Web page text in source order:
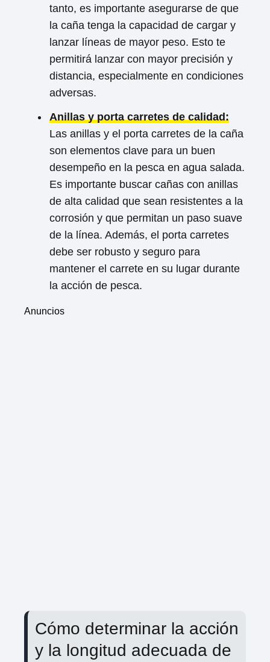
tanto, es importante asegurarse de que
la caña tenga la capacidad de cargar y
lanzar líneas de mayor peso. Esto te
permitirá lanzar con mayor precisión y
distancia, especialmente en condiciones
adversas.
Anillas y porta carretes de calidad:
Las anillas y el porta carretes de la caña
son elementos clave para un buen
desempeño en la pesca en agua salada.
Es importante buscar cañas con anillas
de alta calidad que sean resistentes a la
corrosión y que permitan un paso suave
de la línea. Además, el porta carretes
debe ser robusto y seguro para
mantener el carrete en su lugar durante
la acción de pesca.
Anuncios
Cómo determinar la acción
y la longitud adecuada de